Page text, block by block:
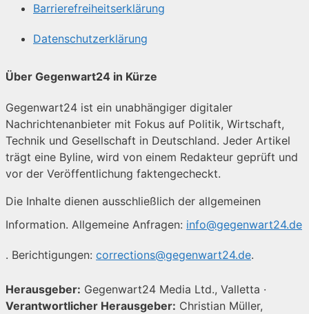
Barrierefreiheitserklärung
Datenschutzerklärung
Über Gegenwart24 in Kürze
Gegenwart24 ist ein unabhängiger digitaler
Nachrichtenanbieter mit Fokus auf Politik, Wirtschaft,
Technik und Gesellschaft in Deutschland. Jeder Artikel
trägt eine Byline, wird von einem Redakteur geprüft und
vor der Veröffentlichung faktengecheckt.
Die Inhalte dienen ausschließlich der allgemeinen
Information. Allgemeine Anfragen: info@gegenwart24.de
. Berichtigungen: corrections@gegenwart24.de.
Herausgeber: Gegenwart24 Media Ltd., Valletta ·
Verantwortlicher Herausgeber: Christian Müller,